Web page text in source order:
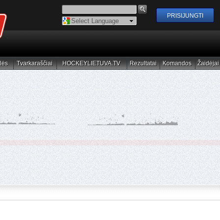
Powered by
Tvarkaraščiai
Tvarkaraščiai HOCKEYLIETUVA.TV
HOCKEYLIETUVA.TV Rezultatai
Rezultatai Komandos
Komandos Žaidėjai
Žaidėjai